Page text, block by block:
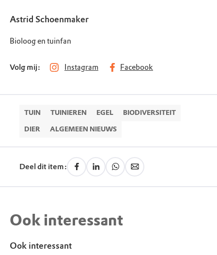
Astrid Schoenmaker
Bioloog en tuinfan
Volg mij: Instagram Facebook
TUIN TUINIEREN EGEL
BIODIVERSITEIT
DIER
ALGEMEEN NIEUWS
Deel dit item:
Ook interessant
Ook interessant